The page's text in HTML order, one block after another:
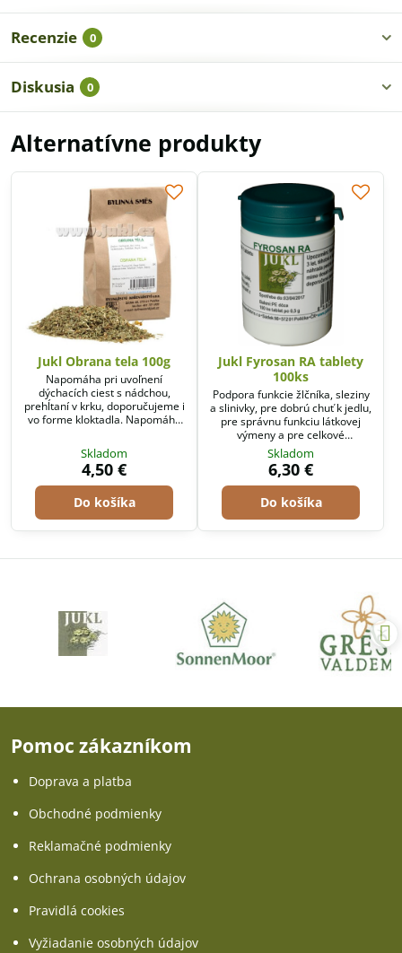
Recenzie 0
Diskusia 0
Alternatívne produkty
Jukl Obrana tela 100g
Napomáha pri uvoľnení
dýchacích ciest s nádchou,
prehĺtaní v krku, doporučujeme i
vo forme kloktadla. Napomáha
zažívacích, žalúdočných a
črevných problémoch, riadi
sekréciu.
Skladom
4,50 €
Do košíka
Jukl Fyrosan RA tablety
100ks
Podpora funkcie žlčníka, sleziny
a slinivky, pre dobrú chuť k jedlu,
pre správnu funkciu látkovej
výmeny a pre celkové
posilnenie.
Skladom
6,30 €
Do košíka
Pomoc zákazníkom
Doprava a platba
Obchodné podmienky
Reklamačné podmienky
Ochrana osobných údajov
Pravidlá cookies
Vyžiadanie osobných údajov